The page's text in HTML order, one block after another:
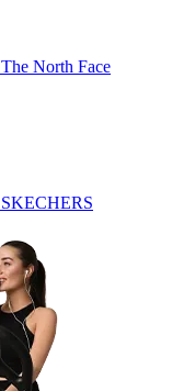
The North Face
SKECHERS